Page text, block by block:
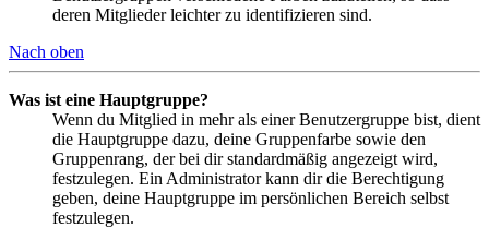
deren Mitglieder leichter zu identifizieren sind.
Nach oben
Was ist eine Hauptgruppe?
Wenn du Mitglied in mehr als einer Benutzergruppe bist, dient
die Hauptgruppe dazu, deine Gruppenfarbe sowie den
Gruppenrang, der bei dir standardmäßig angezeigt wird,
festzulegen. Ein Administrator kann dir die Berechtigung
geben, deine Hauptgruppe im persönlichen Bereich selbst
festzulegen.